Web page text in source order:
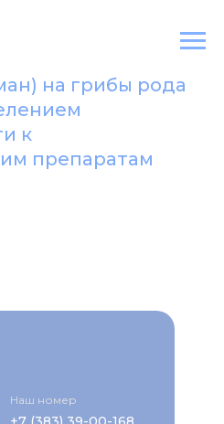
на грибы рода
к
препаратам
Наш номер